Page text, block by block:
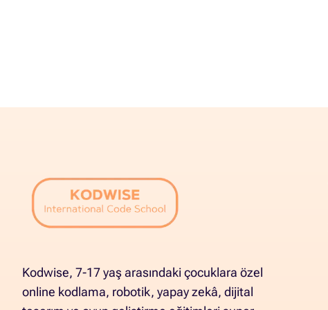
Kodwise, 7-17 yaş arasındaki çocuklara özel
online kodlama, robotik, yapay zekâ, dijital